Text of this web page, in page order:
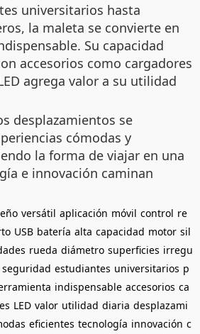
universitarios hasta
la maleta se convierte en
Su capacidad
accesorios como cargadores
agrega valor a su utilidad
desplazamientos se
cómodas y
la forma de viajar en una
e innovación caminan
versátil aplicación móvil control re
USB batería alta capacidad motor sil
rueda diámetro superficies irregu
seguridad estudiantes universitarios p
indispensable accesorios ca
LED valor utilidad diaria desplazami
eficientes tecnología innovación c